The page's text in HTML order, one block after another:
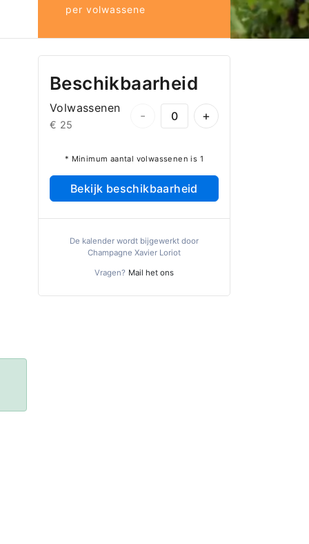
per volwassene
Beschikbaarheid
Volwassenen
€ 25
- +
* Minimum aantal volwassenen is 1
Bekijk beschikbaarheid
De kalender wordt bijgewerkt door
Champagne Xavier Loriot
Vragen? Mail het ons